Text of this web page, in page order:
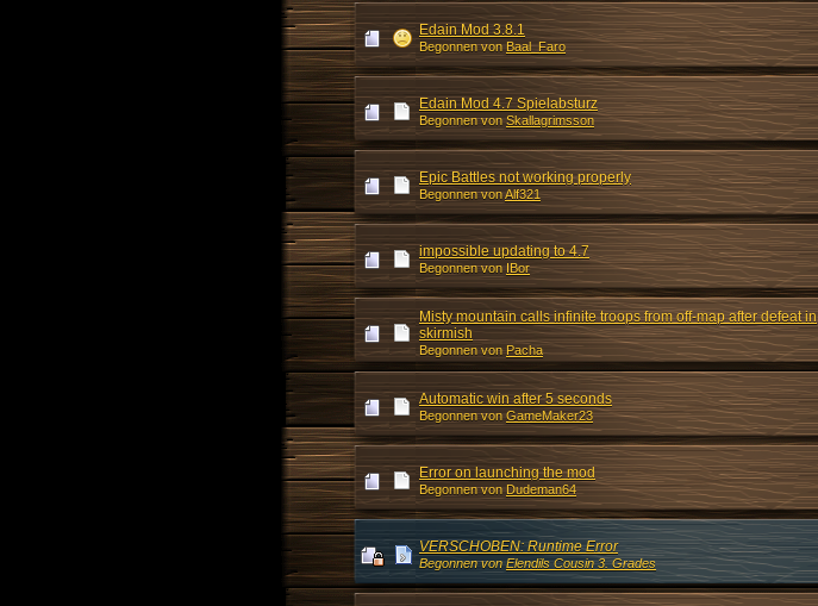
Edain Mod 3.8.1
Begonnen von Baal_Faro
Edain Mod 4.7 Spielabsturz
Begonnen von Skallagrimsson
Epic Battles not working properly
Begonnen vonAlf321
impossible updating to 4.7
Begonnen von IBor
Misty mountain calls infinite troops from off-map after defeat in
skirmish
Begonnen vonPacha
Automatic win after 5 seconds
Begonnen von GameMaker23
Error on launching the mod
Begonnen von Dudeman64
VERSCHOBEN: Runtime Error
Begonnen von Elendils Cousin 3. Grades